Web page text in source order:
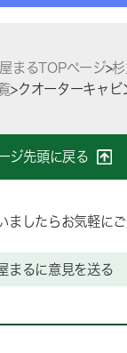
まるTOPページ>
>クオーターキャビ
ジ先頭に戻る
ましたらお気軽にご
まるに意見を送る